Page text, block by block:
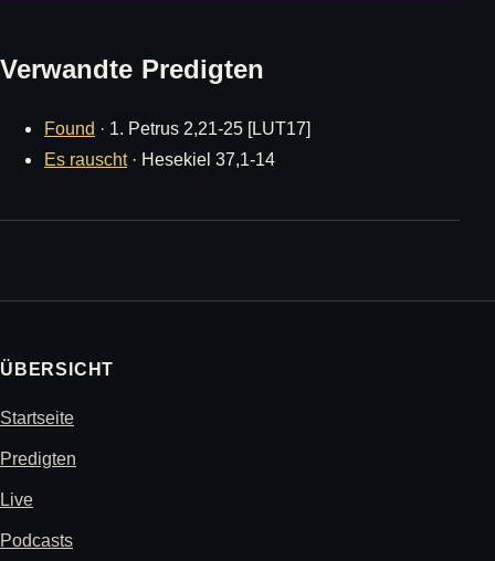
Verwandte Predigten
Found · 1. Petrus 2,21-25 [LUT17]
Es rauscht· Hesekiel 37,1-14
ÜBERSICHT
Startseite
Predigten
Live
Podcasts